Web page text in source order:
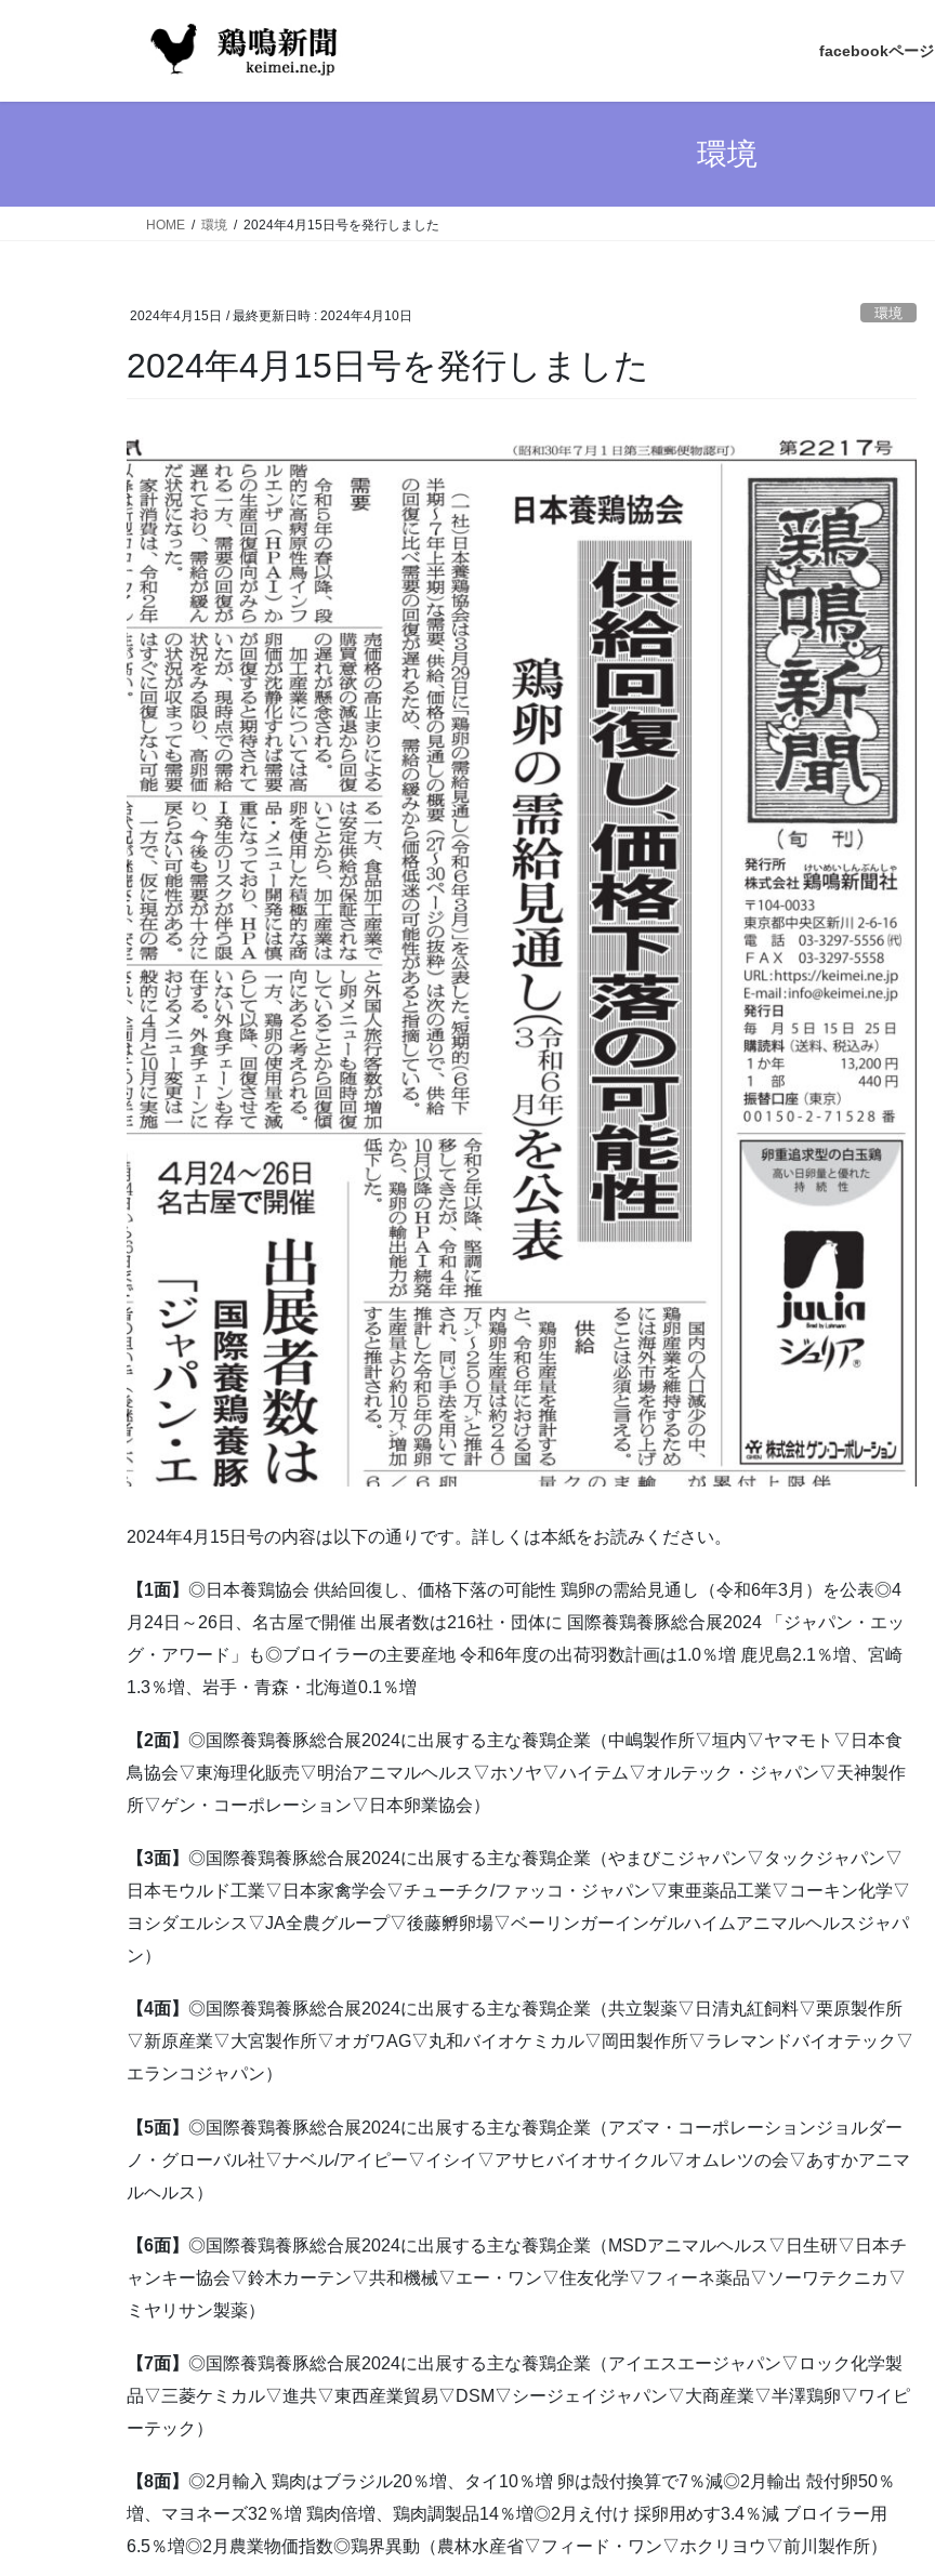
facebookページ
環境
HOME 環境 2024年4月15日号を発行しました
2024年4月15日 / 最終更新日時 : 2024年4月10日 環境
2024年4月15日号を発行しました
2024年4月15日号の内容は以下の通りです。詳しくは本紙をお読みください。
【1面】 ◎日本養鶏協会 供給回復し、価格下落の可能性 鶏卵の需給見通し（令和6年3月）を公表◎4
月24日～26日、名古屋で開催 出展者数は216社・団体に 国際養鶏養豚総合展2024 「ジャパン・エッ
グ・アワード」も◎ブロイラーの主要産地 令和6年度の出荷羽数計画は1.0％増 鹿児島2.1％増、宮崎
1.3％増、岩手・青森・北海道0.1％増
【2面】 ◎国際養鶏養豚総合展2024に出展する主な養鶏企業（中嶋製作所▽垣内▽ヤマモト▽日本食
鳥協会▽東海理化販売▽明治アニマルヘルス▽ホソヤ▽ハイテム▽オルテック・ジャパン▽天神製作
所▽ゲン・コーポレーション▽日本卵業協会）
【3面】 ◎国際養鶏養豚総合展2024に出展する主な養鶏企業（やまびこジャパン▽タックジャパン▽
日本モウルド工業▽日本家禽学会▽チューチク/ファッコ・ジャパン▽東亜薬品工業▽コーキン化学▽
ヨシダエルシス▽JA全農グループ▽後藤孵卵場▽ベーリンガーインゲルハイムアニマルヘルスジャパ
ン）
【4面】 ◎国際養鶏養豚総合展2024に出展する主な養鶏企業（共立製薬▽日清丸紅飼料▽栗原製作所
▽新原産業▽大宮製作所▽オガワAG▽丸和バイオケミカル▽岡田製作所▽ラレマンドバイオテック▽
エランコジャパン）
【5面】 ◎国際養鶏養豚総合展2024に出展する主な養鶏企業（アズマ・コーポレーションジョルダー
ノ・グローバル社▽ナベル/アイピー▽イシイ▽アサヒバイオサイクル▽オムレツの会▽あすかアニマ
ルヘルス）
【6面】 ◎国際養鶏養豚総合展2024に出展する主な養鶏企業（MSDアニマルヘルス▽日生研▽日本チ
ャンキー協会▽鈴木カーテン▽共和機械▽エー・ワン▽住友化学▽フィーネ薬品▽ソーワテクニカ▽
ミヤリサン製薬）
【7面】 ◎国際養鶏養豚総合展2024に出展する主な養鶏企業（アイエスエージャパン▽ロック化学製
品▽三菱ケミカル▽進共▽東西産業貿易▽DSM▽シージェイジャパン▽大商産業▽半澤鶏卵▽ワイピ
ーテック）
【8面】 ◎2月輸入 鶏肉はブラジル20％増、タイ10％増 卵は殻付換算で7％減◎2月輸出 殻付卵50％
増、マヨネーズ32％増 鶏肉倍増、鶏肉調製品14％増◎2月え付け 採卵用めす3.4％減 ブロイラー用
6.5％増◎2月農業物価指数◎鶏界異動（農林水産省▽フィード・ワン▽ホクリヨウ▽前川製作所）